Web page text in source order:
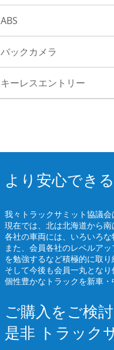
ABS
バックカメラ
キーレスエントリー
より安心でき
我々トラックサミット協議
現在では、北は北海道から南
各社の車両には、いろいろ
また、会員各社のレベルア
を勉強するなど積極的に取り
そして今後も会員一丸とな
個性豊かなトラックを新車・
ご購入をご検
是非 トラック